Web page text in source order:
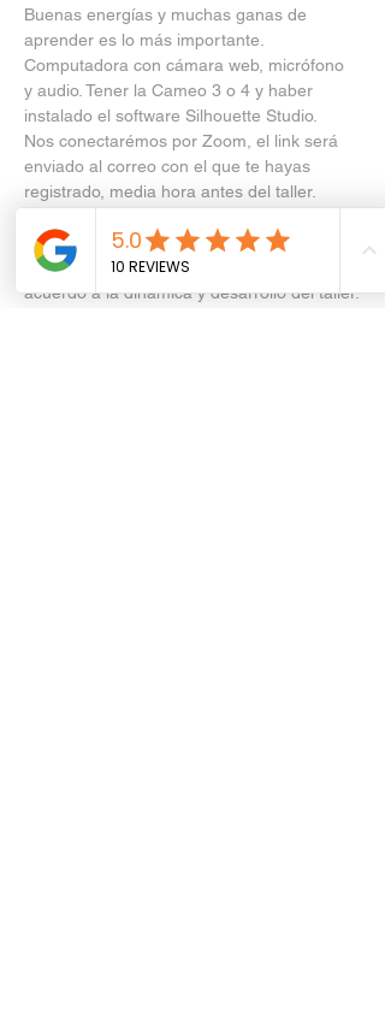
Buenas energías y muchas ganas de
aprender es lo más importante.
Computadora con cámara web, micrófono
y audio. Tener la Cameo 3 o 4 y haber
instalado el software Silhouette Studio.
Nos conectarémos por Zoom, el link será
enviado al correo con el que te hayas
registrado, media hora antes del taller.
-  2 a 3 horas aproximadamente. Tomar en
cuenta que el tiempo puede variar de
acuerdo a la dinámica y desarrollo del taller.